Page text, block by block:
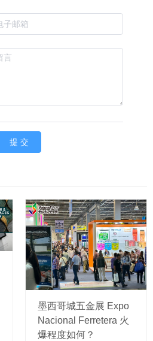
墨西哥城五金展 Expo
Nacional Ferretera 火
爆程度如何？